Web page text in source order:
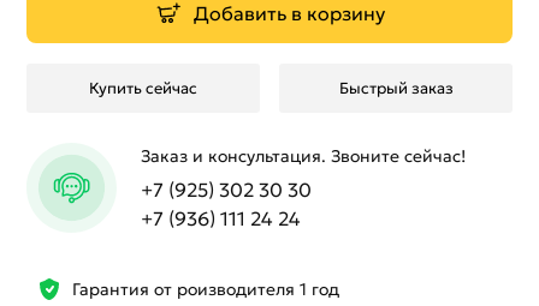
Гарантия от роизводителя 1 год
Добавить в корзину
Купить сейчас Быстрый заказ
Заказ и консультация. Звоните сейчас!
+7 (925) 302 30 30
+7 (936) 111 24 24